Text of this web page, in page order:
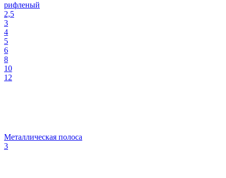
рифленый
2,5
3
4
5
6
8
10
12
Металлическая полоса
3